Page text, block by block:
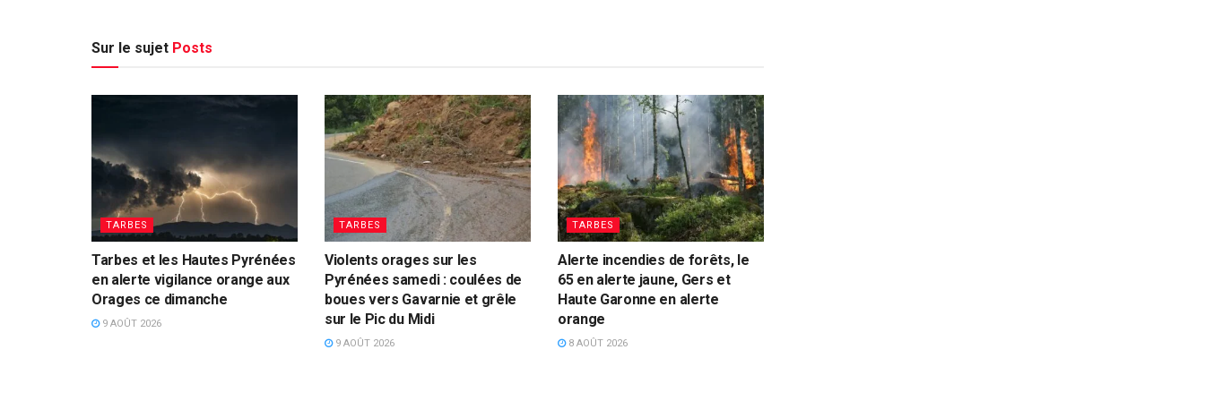
Sur le sujet Posts
TARBES
Tarbes et les Hautes Pyrénées
en alerte vigilance orange aux
Orages ce dimanche
9 AOÛT 2026
TARBES
Violents orages sur les
Pyrénées samedi : coulées de
boues vers Gavarnie et grêle
sur le Pic du Midi
9 AOÛT 2026
TARBES
Alerte incendies de forêts, le
65 en alerte jaune, Gers et
Haute Garonne en alerte
orange
8 AOÛT 2026